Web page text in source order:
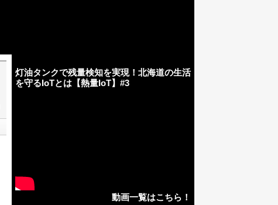
灯油タンクで残量検知を実現！北海道の生活
を守るIoTとは【熱量IoT】#3
動画一覧はこちら！